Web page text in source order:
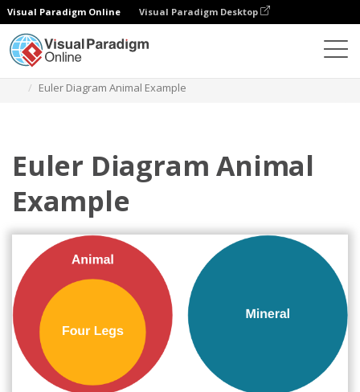
Visual Paradigm Online Visual Paradigm Desktop
Euler Diagram Animal Example
Euler Diagram Animal
Example